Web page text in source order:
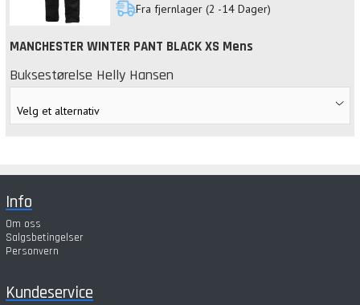
Fra fjernlager (2 -14 Dager)
MANCHESTER WINTER PANT BLACK XS Mens
Buksestørelse Helly Hansen
Info
Om oss
Salgsbetingelser
Personvern
Kundeservice